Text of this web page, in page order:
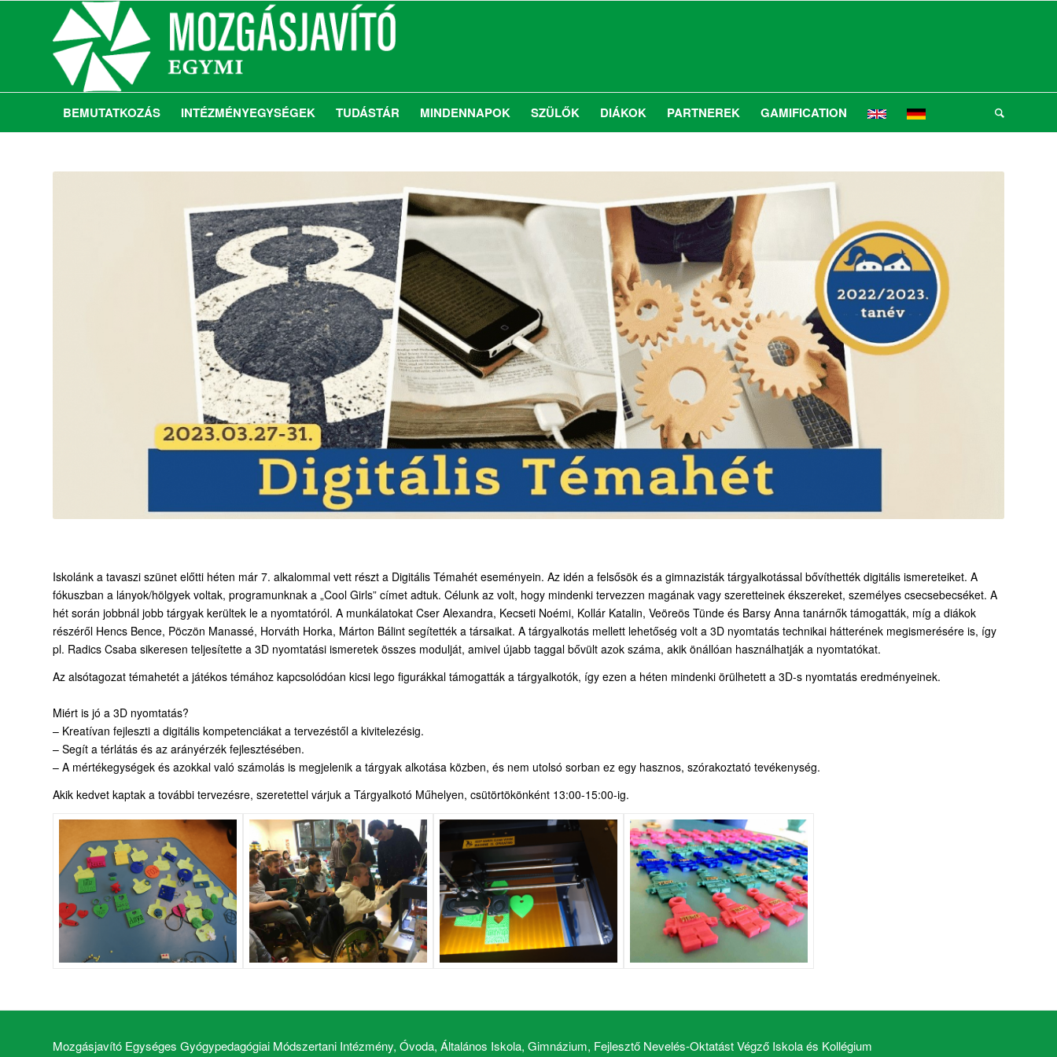
BEMUTATKOZÁS INTÉZMÉNYEGYSÉGEK TUDÁSTÁR MINDENNAPOK SZÜLŐK DIÁKOK PARTNEREK GAMIFICATION
Iskolánk a tavaszi szünet előtti héten már 7. alkalommal vett részt a Digitális Témahét eseményein. Az idén a felsősök és a gimnazisták tárgyalkotással bővíthették digitális ismereteiket. A
fókuszban a lányok/hölgyek voltak, programunknak a „Cool Girls” címet adtuk. Célunk az volt, hogy mindenki tervezzen magának vagy szeretteinek ékszereket, személyes csecsebecséket. A
hét során jobbnál jobb tárgyak kerültek le a nyomtatóról. A munkálatokat Cser Alexandra, Kecseti Noémi, Kollár Katalin, Veöreös Tünde és Barsy Anna tanárnők támogatták, míg a diákok
részéről Hencs Bence, Pöczön Manassé, Horváth Horka, Márton Bálint segítették a társaikat. A tárgyalkotás mellett lehetőség volt a 3D nyomtatás technikai hátterének megismerésére is, így
pl. Radics Csaba sikeresen teljesítette a 3D nyomtatási ismeretek összes modulját, amivel újabb taggal bővült azok száma, akik önállóan használhatják a nyomtatókat.
Az alsótagozat témahetét a játékos témához kapcsolódóan kicsi lego figurákkal támogatták a tárgyalkotók, így ezen a héten mindenki örülhetett a 3D-s nyomtatás eredményeinek.
Miért is jó a 3D nyomtatás?
– Kreatívan fejleszti a digitális kompetenciákat a tervezéstől a kivitelezésig.
– Segít a térlátás és az arányérzék fejlesztésében.
– A mértékegységek és azokkal való számolás is megjelenik a tárgyak alkotása közben, és nem utolsó sorban ez egy hasznos, szórakoztató tevékenység.
Akik kedvet kaptak a további tervezésre, szeretettel várjuk a Tárgyalkotó Műhelyen, csütörtökönként 13:00-15:00-ig.
Mozgásjavító Egységes Gyógypedagógiai Módszertani Intézmény, Óvoda, Általános Iskola, Gimnázium, Fejlesztő Nevelés-Oktatást Végző Iskola és Kollégium